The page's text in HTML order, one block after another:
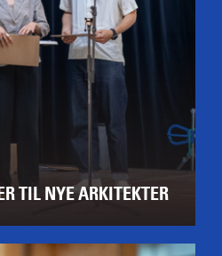
TIL NYE ARKITEKTER